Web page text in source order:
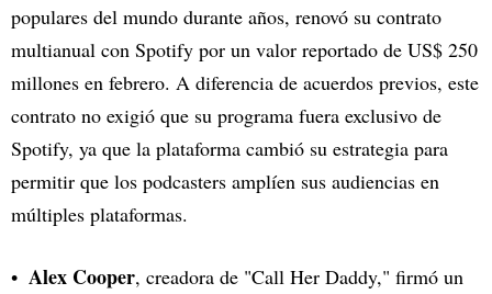
populares del mundo durante años, renovó su contrato
multianual con Spotify por un valor reportado de US$ 250
millones en febrero. A diferencia de acuerdos previos, este
contrato no exigió que su programa fuera exclusivo de
Spotify, ya que la plataforma cambió su estrategia para
permitir que los podcasters amplíen sus audiencias en
múltiples plataformas.
Alex Cooper, creadora de "Call Her Daddy," firmó un